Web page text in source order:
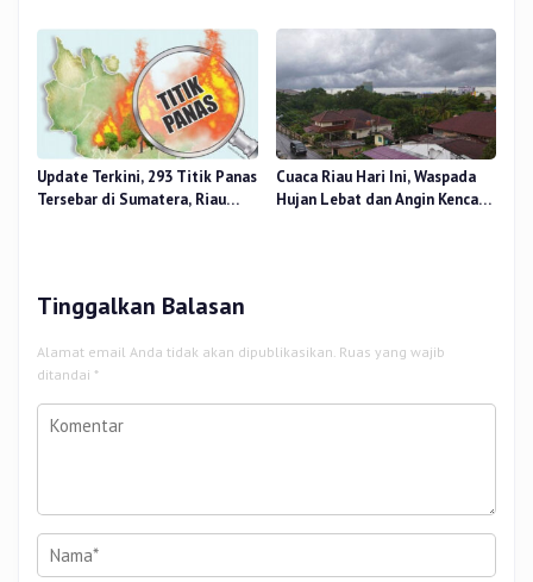
RANA
Update Terkini, 293 Titik Panas
Tersebar di Sumatera, Riau
Cuaca Riau Hari Ini, Waspada
Hujan Lebat dan Angin Kencang
Tinggalkan Balasan
Alamat email Anda tidak akan dipublikasikan. Ruas yang wajib
ditandai *